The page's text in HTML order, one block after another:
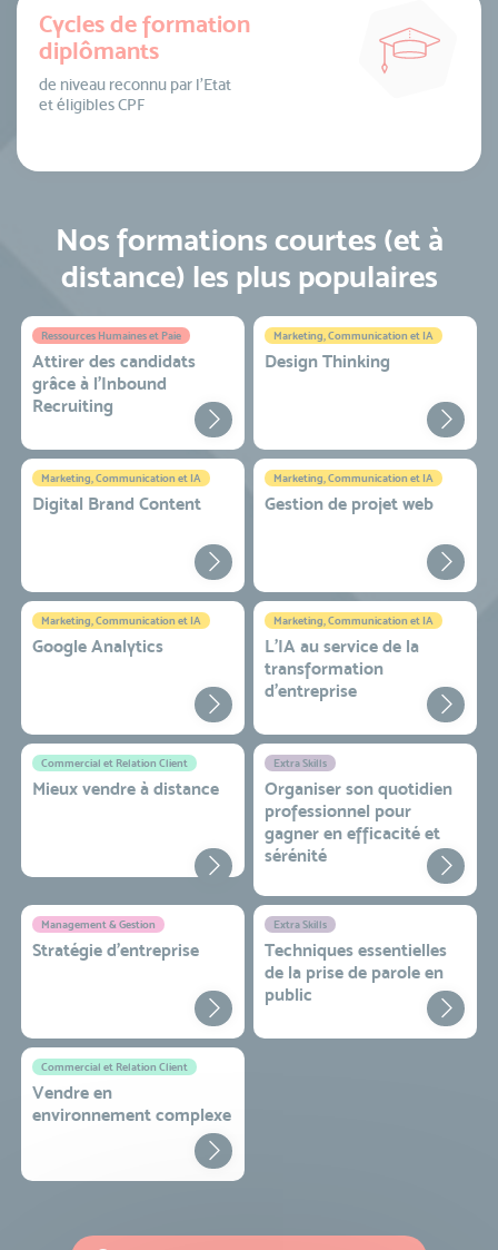
Cycles de formation
diplômants
de niveau reconnu par l’Etat
et éligibles CPF
Nos formations courtes (et à
distance) les plus populaires
Ressources Humaines et Paie
Attirer des candidats
grâce à l’Inbound
Recruiting
Marketing, Communication et IA
Design Thinking
Marketing, Communication et IA
Digital Brand Content
Marketing, Communication et IA
Gestion de projet web
Marketing, Communication et IA
Google Analytics
Marketing, Communication et IA
L'IA au service de la
transformation
d'entreprise
Commercial et Relation Client
Mieux vendre à distance
Extra Skills
Organiser son quotidien
professionnel pour
gagner en efficacité et
sérénité
Management & Gestion
Stratégie d’entreprise
Extra Skills
Techniques essentielles
de la prise de parole en
public
Commercial et Relation Client
Vendre en
environnement complexe